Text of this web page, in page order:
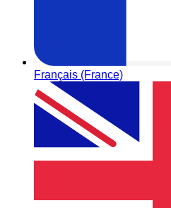
Français (France)